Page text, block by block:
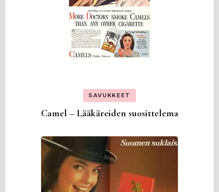
SAVUKKEET
Camel – Lääkäreiden suosittelema